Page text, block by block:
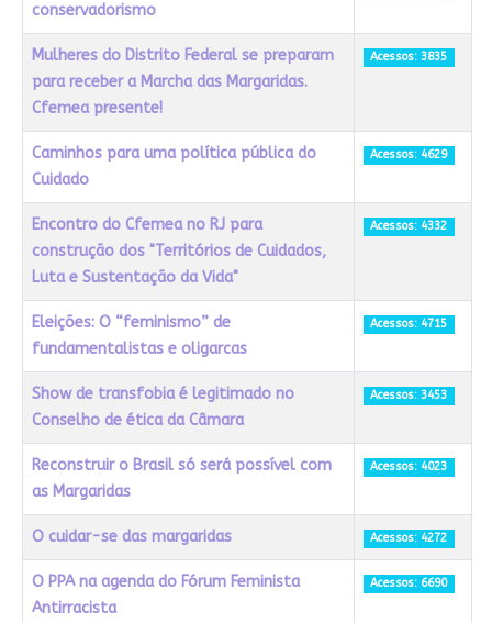
conservadorismo
Mulheres do Distrito Federal se preparam
para receber a Marcha das Margaridas.
Cfemea presente!
Acessos: 3835
Caminhos para uma política pública do
Cuidado
Acessos: 4629
Encontro do Cfemea no RJ para
construção dos "Territórios de Cuidados,
Luta e Sustentação da Vida"
Acessos: 4332
Eleições: O “feminismo” de
fundamentalistas e oligarcas
Acessos: 4715
Show de transfobia é legitimado no
Conselho de ética da Câmara
Acessos: 3453
Reconstruir o Brasil só será possível com
as Margaridas
Acessos: 4023
O cuidar-se das margaridas Acessos: 4272
O PPA na agenda do Fórum Feminista
Antirracista
Acessos: 6690